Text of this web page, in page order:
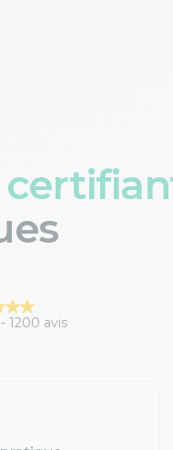
1200 avis